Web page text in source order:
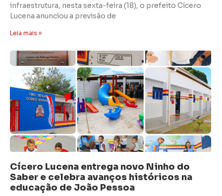
infraestrutura, nesta sexta-feira (18), o prefeito Cícero
Lucena anunciou a previsão de
Leia mais »
Cícero Lucena entrega novo Ninho do
Saber e celebra avanços históricos na
educação de João Pessoa